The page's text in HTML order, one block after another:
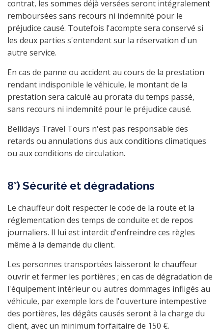
contrat, les sommes déjà versées seront intégralement
remboursées sans recours ni indemnité pour le
préjudice causé. Toutefois l'acompte sera conservé si
les deux parties s'entendent sur la réservation d'un
autre service.
En cas de panne ou accident au cours de la prestation
rendant indisponible le véhicule, le montant de la
prestation sera calculé au prorata du temps passé,
sans recours ni indemnité pour le préjudice causé.
Bellidays Travel Tours n'est pas responsable des
retards ou annulations dus aux conditions climatiques
ou aux conditions de circulation.
8°) Sécurité et dégradations
Le chauffeur doit respecter le code de la route et la
réglementation des temps de conduite et de repos
journaliers. Il lui est interdit d'enfreindre ces règles
même à la demande du client.
Les personnes transportées laisseront le chauffeur
ouvrir et fermer les portières ; en cas de dégradation de
l'équipement intérieur ou autres dommages infligés au
véhicule, par exemple lors de l'ouverture intempestive
des portières, les dégâts causés seront à la charge du
client, avec un minimum forfaitaire de 150 €.